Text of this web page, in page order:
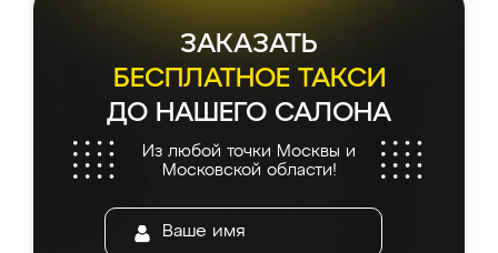
ЗАКАЗАТЬ
БЕСПЛАТНОЕ ТАКСИ
ДО НАШЕГО САЛОНА
Из любой точки Москвы и
Московской области!